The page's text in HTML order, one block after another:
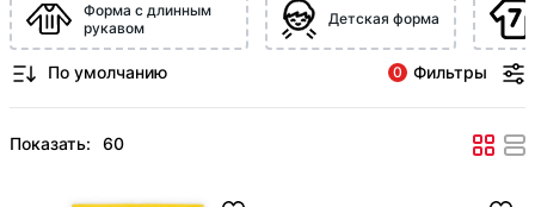
Форма с длинным
рукавом
Детская форма
0 Фильтры
Показать: